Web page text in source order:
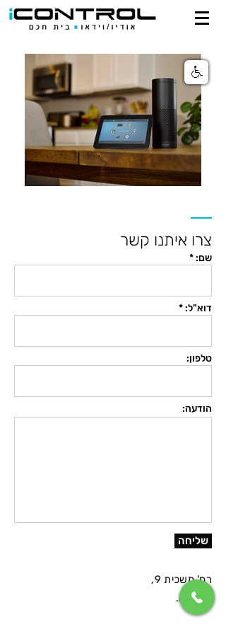
רח' משכית 9,
הרצליה.
צרו איתנו קשר
שם: *
דוא"ל: *
טלפון:
הודעה:
שליחה